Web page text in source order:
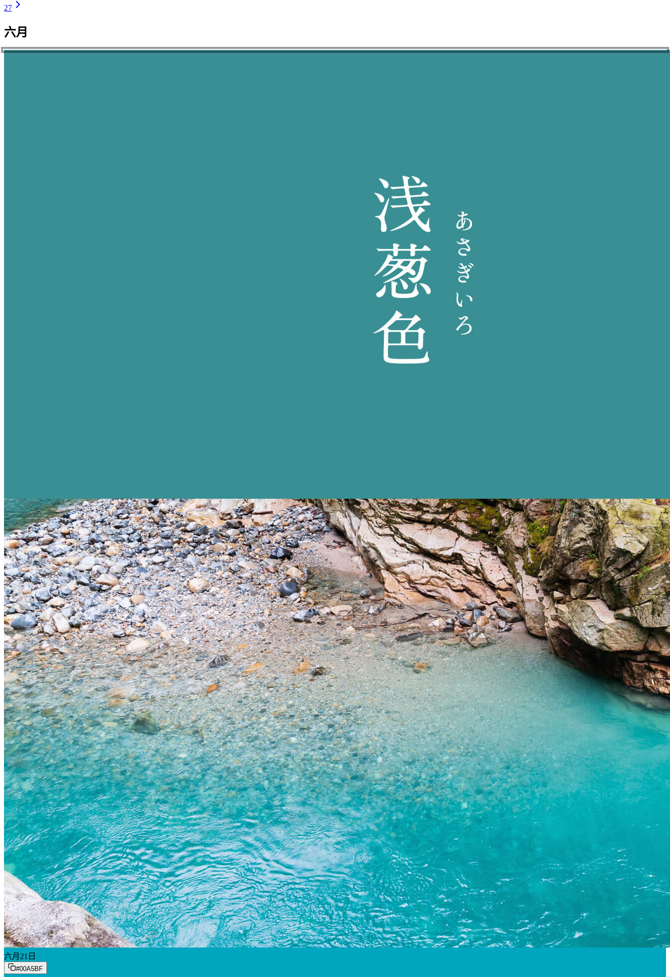
27
六月
6.1 かにとりぞめ
蟹鳥染
6.2 とかげいろ
蜥蜴色
6.3 みはなだ
水縹
6.4 こだいむらさき
古代紫
6.5 あおずみ
青墨
6.6 とうせい
豆青
6.7 あおみどり
青緑
6.8 のしめいろ
熨斗目色
6.9 べんがらいろ
弁柄色
6.10 こむぎいろ
小麦色
6.11 はなろくしょう
花緑青
6.12 こはくいろ
琥珀色
6.13 ごすいろ
呉須色
6.14 こけいろ
苔色
6.15 びゃくろく
白緑
6.16 わかむらさき
若紫
6.17 はなあさぎ
花浅葱
6.18 ようりょくしょく
葉緑色
6.19 あまいろ
天色
6.20 なすこん
茄子紺
6.21 あさぎいろ
浅葱色
6.22 なつむしいろ
夏虫色
6.23 ふじはとばいろ
藤鳩羽色
6.24 ぐんじょういろ
群青色
6.25 ねぎしいろ
根岸色
6.26 あおいいろ
葵色
6.27 あかむらさき
赤紫
6.28 あじさいあお
紫陽花青
6.29 ぬれはいろ
濡葉色
6.30 くじゃくりょく
孔雀緑
六月 21 日
#00A5BF